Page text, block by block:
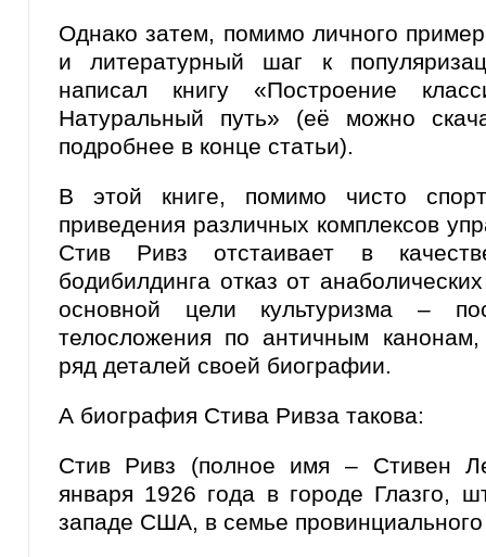
Однако затем, помимо личного
и литературный шаг к
написал книгу «Построение
Натуральный путь» (её можно
подробнее в конце статьи).
В этой книге, помимо чисто
приведения различных комплексов
Стив Ривз отстаивает в
бодибилдинга отказ от
основной цели культуризма –
телосложения по античным
ряд деталей своей биографии.
А биография Стива Ривза такова:
Стив Ривз (полное имя – Стивен
января 1926 года в городе Глазго,
западе США, в семье